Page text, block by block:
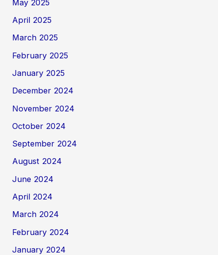
May 2025
April 2025
March 2025
February 2025
January 2025
December 2024
November 2024
October 2024
September 2024
August 2024
June 2024
April 2024
March 2024
February 2024
January 2024